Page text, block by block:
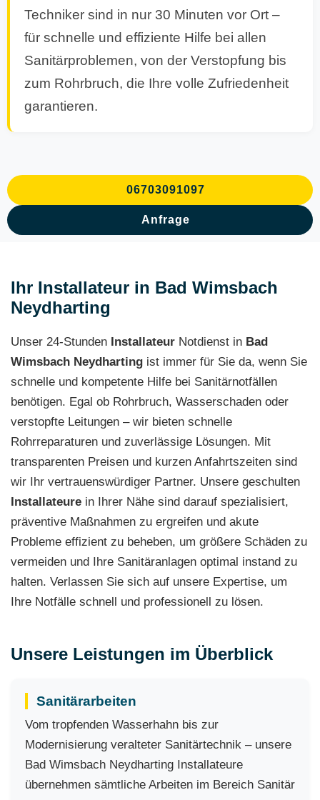
Techniker sind in nur 30 Minuten vor Ort –
für schnelle und effiziente Hilfe bei allen
Sanitärproblemen, von der Verstopfung bis
zum Rohrbruch, die Ihre volle Zufriedenheit
garantieren.
06703091097
Anfrage
Ihr Installateur in Bad Wimsbach
Neydharting
Unser 24-Stunden Installateur Notdienst in Bad
Wimsbach Neydharting ist immer für Sie da, wenn Sie
schnelle und kompetente Hilfe bei Sanitärnotfällen
benötigen. Egal ob Rohrbruch, Wasserschaden oder
verstopfte Leitungen – wir bieten schnelle
Rohrreparaturen und zuverlässige Lösungen. Mit
transparenten Preisen und kurzen Anfahrtszeiten sind
wir Ihr vertrauenswürdiger Partner. Unsere geschulten
Installateure in Ihrer Nähe sind darauf spezialisiert,
präventive Maßnahmen zu ergreifen und akute
Probleme effizient zu beheben, um größere Schäden zu
vermeiden und Ihre Sanitäranlagen optimal instand zu
halten. Verlassen Sie sich auf unsere Expertise, um
Ihre Notfälle schnell und professionell zu lösen.
Unsere Leistungen im Überblick
Sanitärarbeiten
Vom tropfenden Wasserhahn bis zur
Modernisierung veralteter Sanitärtechnik – unsere
Bad Wimsbach Neydharting Installateure
übernehmen sämtliche Arbeiten im Bereich Sanitär